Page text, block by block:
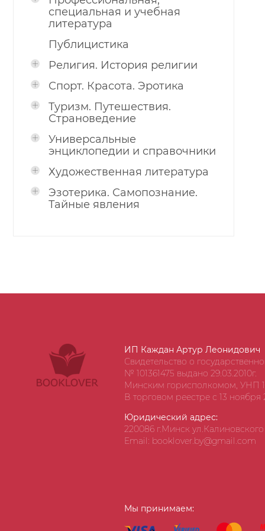
специальная и учебная
литература
Публицистика
Религия. История религии
Спорт. Красота. Эротика
Туризм. Путешествия.
Страноведение
Универсальные
энциклопедии и справочники
Художественная литература
Эзотерика. Самопознание.
Тайные явления
ИП Каждан Артур Леонидович
Свидетельство о
№ 101361475 выдано 29.03.2010г.
Минским горисполкомом, УНП
В торговом реестре с 13 ноября
Юридический адрес:
220086 г.Минск ул.Калиновского
Email: booklover.by@gmail.com
Мы принимаем: